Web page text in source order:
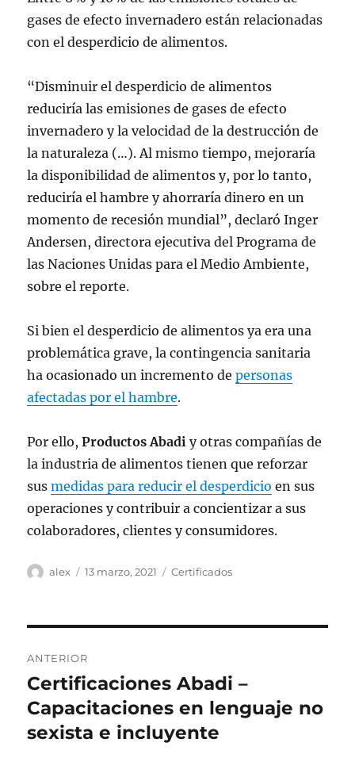
gases de efecto invernadero están relacionadas
con el desperdicio de alimentos.
“Disminuir el desperdicio de alimentos
reduciría las emisiones de gases de efecto
invernadero y la velocidad de la destrucción de
la naturaleza (…). Al mismo tiempo, mejoraría
la disponibilidad de alimentos y, por lo tanto,
reduciría el hambre y ahorraría dinero en un
momento de recesión mundial”, declaró Inger
Andersen, directora ejecutiva del Programa de
las Naciones Unidas para el Medio Ambiente,
sobre el reporte.
Si bien el desperdicio de alimentos ya era una
problemática grave, la contingencia sanitaria
ha ocasionado un incremento depersonas
afectadas por el hambre.
Por ello,Productos Abadi y otras compañías de
la industria de alimentos tienen que reforzar
susmedidas para reducir el desperdicio en sus
operaciones y contribuir a concientizar a sus
colaboradores, clientes y consumidores.
Autor
alex
Publicado
13 marzo, 2021 Categorías
Certificados
de
entradas
ANTERIOR
Entrada
anterior:
Certificaciones Abadi –
Capacitaciones en lenguaje no
sexista e incluyente